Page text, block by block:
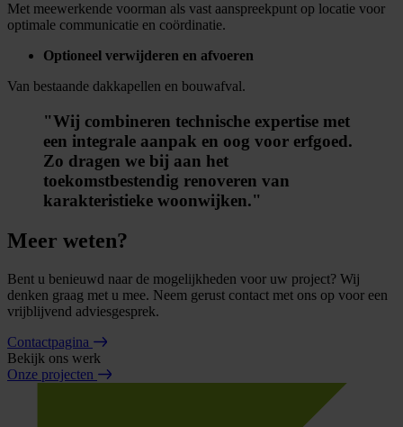
Met meewerkende voorman als vast aanspreekpunt op locatie voor
optimale communicatie en coördinatie.
Optioneel verwijderen en afvoeren
Van bestaande dakkapellen en bouwafval.
"Wij combineren technische expertise met
een integrale aanpak en oog voor erfgoed.
Zo dragen we bij aan het
toekomstbestendig renoveren van
karakteristieke woonwijken."
Meer weten?
Bent u benieuwd naar de mogelijkheden voor uw project? Wij
denken graag met u mee. Neem gerust contact met ons op voor een
vrijblijvend adviesgesprek.
Contactpagina
Bekijk ons werk
Onze projecten